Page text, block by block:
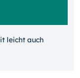
leicht auch